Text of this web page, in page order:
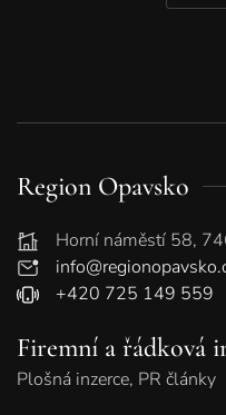
Region Opavsko
Horní náměstí 58,
+420 725 149 559
Firemní a řádková
Plošná inzerce, PR články